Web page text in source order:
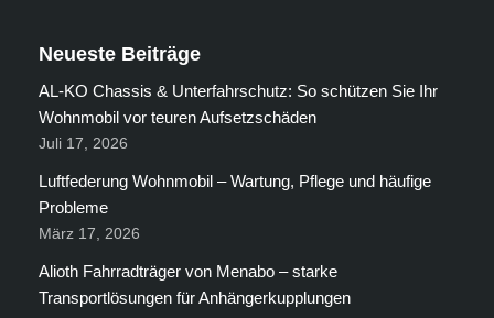
Neueste Beiträge
AL-KO Chassis & Unterfahrschutz: So schützen Sie Ihr
Wohnmobil vor teuren Aufsetzschäden
Juli 17, 2026
Luftfederung Wohnmobil – Wartung, Pflege und häufige
Probleme
März 17, 2026
Alioth Fahrradträger von Menabo – starke
Transportlösungen für Anhängerkupplungen